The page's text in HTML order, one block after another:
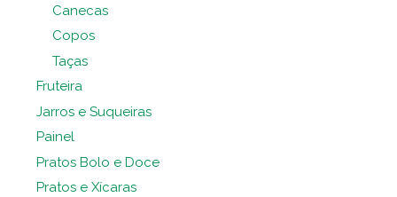
Canecas
Copos
Taças
Fruteira
Jarros e Suqueiras
Painel
Pratos Bolo e Doce
Pratos e Xícaras